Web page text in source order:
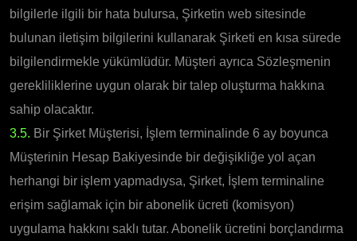
bilgilerle ilgili bir hata bulursa, Şirketin web sitesinde
bulunan iletişim bilgilerini kullanarak Şirketi en kısa sürede
bilgilendirmekle yükümlüdür. Müşteri ayrıca Sözleşmenin
gerekliliklerine uygun olarak bir talep oluşturma hakkına
sahip olacaktır.
3.5. Bir Şirket Müşterisi, İşlem terminalinde 6 ay boyunca
Müşterinin Hesap Bakiyesinde bir değişikliğe yol açan
herhangi bir işlem yapmadıysa, Şirket, İşlem terminaline
erişim sağlamak için bir abonelik ücreti (komisyon)
uygulama hakkını saklı tutar. Abonelik ücretini borçlandırma